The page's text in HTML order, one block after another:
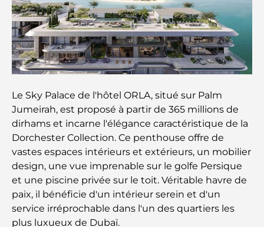
Les îles incontournables d'Abu Dhabi à découvrir
Les meilleurs endroits à visiter gratuitement à
Les meilleures voitures électriques de luxe :
redéfinir la conduite moderne
Immobilier à Dubaï et à Abou Dhabi :
Comparaison des marchés de l’immobilier de luxe
À la découverte des marques de montres les plus
chères au monde
Le Sky Palace de l'hôtel ORLA, situé sur Palm
Jumeirah, est proposé à partir de 365 millions de
dirhams et incarne l'élégance caractéristique de la
Dorchester Collection. Ce penthouse offre de
vastes espaces intérieurs et extérieurs, un mobilier
design, une vue imprenable sur le golfe Persique
et une piscine privée sur le toit. Véritable havre de
paix, il bénéficie d'un intérieur serein et d'un
service irréprochable dans l'un des quartiers les
plus luxueux de Dubaï.